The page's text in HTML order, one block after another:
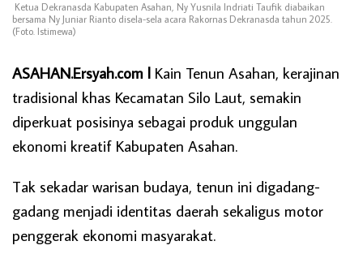
Ketua Dekranasda Kabupaten Asahan, Ny Yusnila Indriati Taufik diabaikan
bersama Ny Juniar Rianto disela-sela acara Rakornas Dekranasda tahun 2025.
(Foto. Istimewa)
ASAHAN.Ersyah.com l Kain Tenun Asahan, kerajinan
tradisional khas Kecamatan Silo Laut, semakin
diperkuat posisinya sebagai produk unggulan
ekonomi kreatif Kabupaten Asahan.
Tak sekadar warisan budaya, tenun ini digadang-
gadang menjadi identitas daerah sekaligus motor
penggerak ekonomi masyarakat.